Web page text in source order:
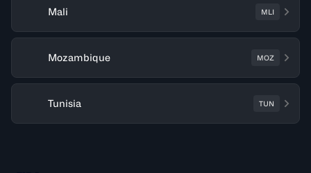
Mali MLI
Mozambique MOZ
Tunisia TUN